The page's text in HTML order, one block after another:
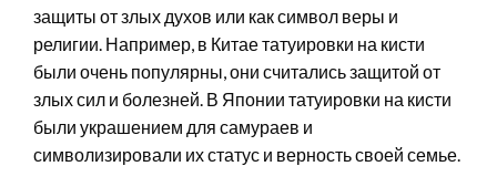
защиты от злых духов или как символ веры и
религии. Например, в Китае татуировки на кисти
были очень популярны, они считались защитой от
злых сил и болезней. В Японии татуировки на кисти
были украшением для самураев и
символизировали их статус и верность своей семье.